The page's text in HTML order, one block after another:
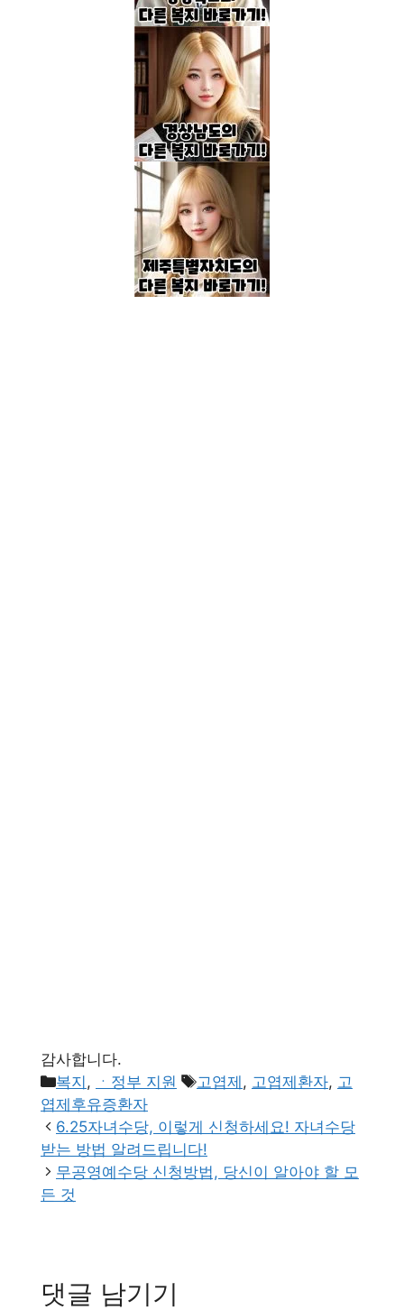
감사합니다.
카
테
고
리
복지 , ㆍ정부 지원
태
고엽제 , 고엽제환자, 고
엽제후유증환자
6.25자녀수당, 이렇게 신청하세요! 자녀수당
받는 방법 알려드립니다!
무공영예수당 신청방법, 당신이 알아야 할 모
든 것
댓글 남기기